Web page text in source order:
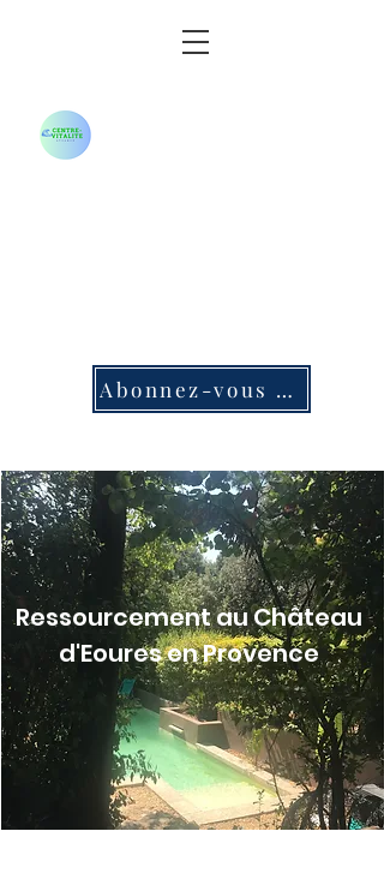
Abonnez-vous à notre Newsletter !
Ressourcement au Château
d'Eoures en Provence